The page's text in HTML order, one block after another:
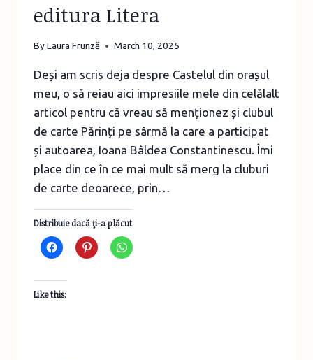
editura Litera
ByLaura Frunză March 10, 2025
Deși am scris deja despre Castelul din orașul
meu, o să reiau aici impresiile mele din celălalt
articol pentru că vreau să menționez și clubul
de carte Părinți pe sârmă la care a participat
și autoarea, Ioana Bâldea Constantinescu. Îmi
place din ce în ce mai mult să merg la cluburi
de carte deoarece, prin…
Distribuie dacă ţi-a plăcut
Like this: